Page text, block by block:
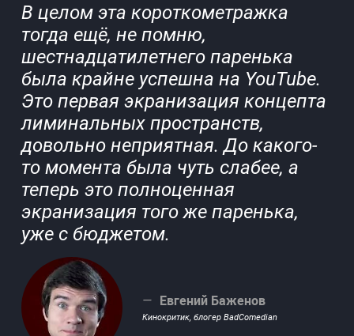
В целом эта короткометражка
тогда ещё, не помню,
шестнадцатилетнего паренька
была крайне успешна на YouTube.
Это первая экранизация концепта
лиминальных пространств,
довольно неприятная. До какого-
то момента была чуть слабее, а
теперь это полноценная
экранизация того же паренька,
уже с бюджетом.
Евгений Баженов
Кинокритик, блогер BadComedian